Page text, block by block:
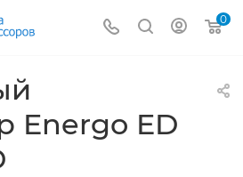
0
Energo ED